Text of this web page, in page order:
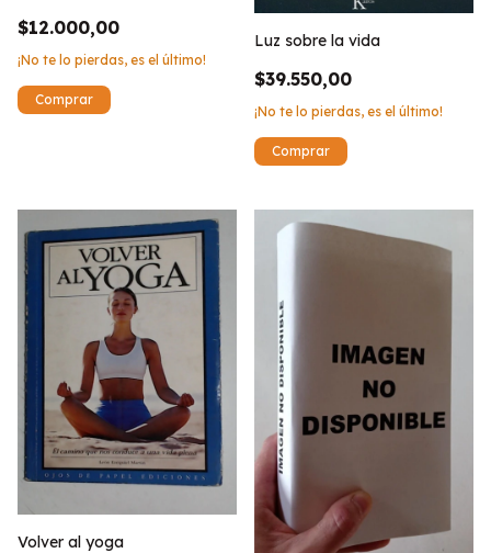
$12.000,00
¡No te lo pierdas, es el último!
Luz sobre la vida
$39.550,00
¡No te lo pierdas, es el último!
Volver al yoga